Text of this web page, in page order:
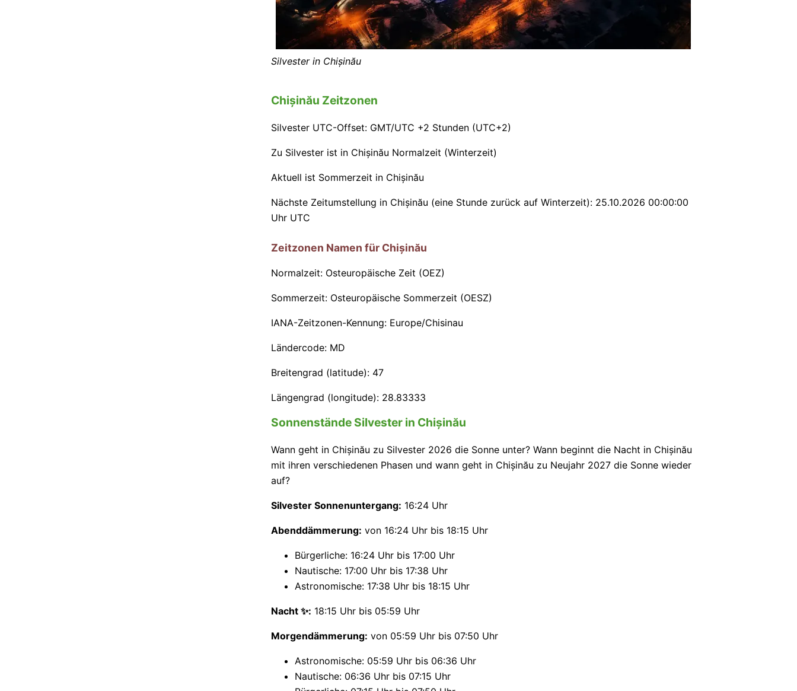
Silvester in Chișinău
Chișinău Zeitzonen
Silvester UTC-Offset: GMT/UTC +2 Stunden (UTC+2)
Zu Silvester ist in Chișinău Normalzeit (Winterzeit)
Aktuell ist Sommerzeit in Chișinău
Nächste Zeitumstellung in Chișinău (eine Stunde zurück auf Winterzeit): 25.10.2026 00:00:00
Uhr UTC
Zeitzonen Namen für Chișinău
Normalzeit: Osteuropäische Zeit (OEZ)
Sommerzeit: Osteuropäische Sommerzeit (OESZ)
IANA-Zeitzonen-Kennung: Europe/Chisinau
Ländercode: MD
Breitengrad (latitude): 47
Längengrad (longitude): 28.83333
Sonnenstände Silvester in Chișinău
Wann geht in Chișinău zu Silvester 2026 die Sonne unter? Wann beginnt die Nacht in Chișinău
mit ihren verschiedenen Phasen und wann geht in Chișinău zu Neujahr 2027 die Sonne wieder
auf?
Silvester Sonnenuntergang: 16:24 Uhr
Abenddämmerung: von 16:24 Uhr bis 18:15 Uhr
Bürgerliche: 16:24 Uhr bis 17:00 Uhr
Nautische: 17:00 Uhr bis 17:38 Uhr
Astronomische: 17:38 Uhr bis 18:15 Uhr
Nacht ✨: 18:15 Uhr bis 05:59 Uhr
Morgendämmerung: von 05:59 Uhr bis 07:50 Uhr
Astronomische: 05:59 Uhr bis 06:36 Uhr
Nautische: 06:36 Uhr bis 07:15 Uhr